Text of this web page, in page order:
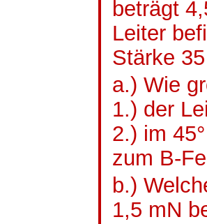
beträgt
Leiter
Stärke 35
a.) Wie
1.) der
2.) im
zum B-
b.)
1,5 mN